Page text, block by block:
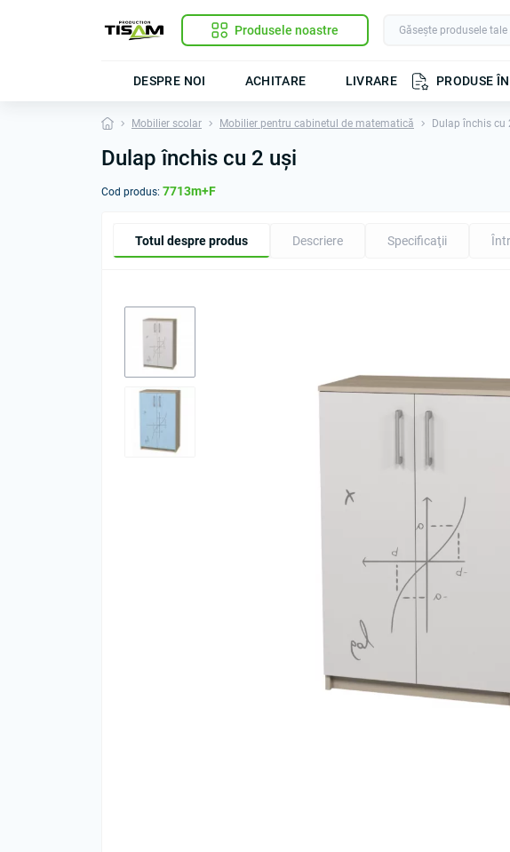
Produsele noastre
DESPRE NOI ACHITARE LIVRARE PRODUSE
Mobilier scolar Mobilier pentru cabinetul de matematică Dulap închis cu
Dulap închis cu 2 uși
Cod produs: 7713m+F
Totul despre produs Descriere Specificaţii